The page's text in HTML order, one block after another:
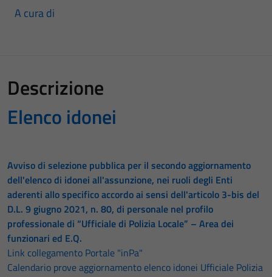
A cura di
Descrizione
Elenco idonei
Avviso di selezione pubblica per il secondo aggiornamento
dell'elenco di idonei all'assunzione, nei ruoli degli Enti
aderenti allo specifico accordo ai sensi dell'articolo 3-bis del
D.L. 9 giugno 2021, n. 80, di personale nel profilo
professionale di “Ufficiale di Polizia Locale” – Area dei
funzionari ed E.Q.
Link collegamento Portale "inPa"
Calendario prove aggiornamento elenco idonei Ufficiale Polizia